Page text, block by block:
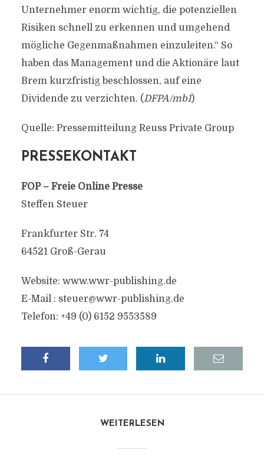
Unternehmer enorm wichtig, die potenziellen
Risiken schnell zu erkennen und umgehend
mögliche Gegenmaßnahmen einzuleiten.“ So
haben das Management und die Aktionäre laut
Brem kurzfristig beschlossen, auf eine
Dividende zu verzichten. (DFPA/mb1)
Quelle: Pressemitteilung Reuss Private Group
PRESSEKONTAKT
FOP – Freie Online Presse
Steffen Steuer
Frankfurter Str. 74
64521 Groß-Gerau
Website: www.wwr-publishing.de
E-Mail : steuer@wwr-publishing.de
Telefon: +49 (0) 6152 9553589
WEITERLESEN